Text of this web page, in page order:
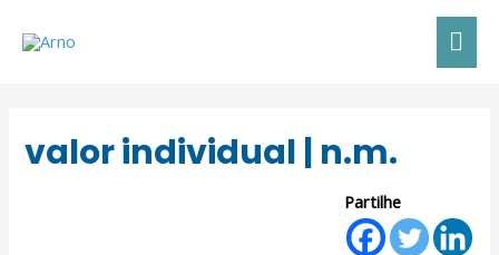
valor individual | n.m.
Partilhe